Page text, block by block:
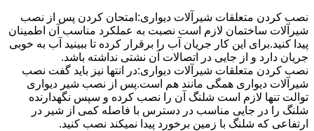
نصب کردن متعلقات شیرآلات دیواری:امتحان کردن پس از نصب
شیرآلات ساختمان لازم است نصبت به عملکرد مناسب آن اطمینان
پیدا کنید.برای این کار جریان آب را برقرار کرده تا ببینید آب به خوبی
جریان دارد و از جایی در اتصالات آن نشتی نداشته باشد.
نصب کردن متعلقات شیرآلات دیواری:در انتها نیز باید گفت نصب
شیرآلات دیواری همگی مانند هم است.پس از نصب شیر دیواری
توالت تنها لازم است شلنگ آن را نصب کرده و سپس نگهدارنده
شلنگ را در جایی مناسب در دسترس با فاصله کمی از شیر در
ارتفاعی که شلنگ با زمین برخورد پیدا نمیکند نصب کنید.